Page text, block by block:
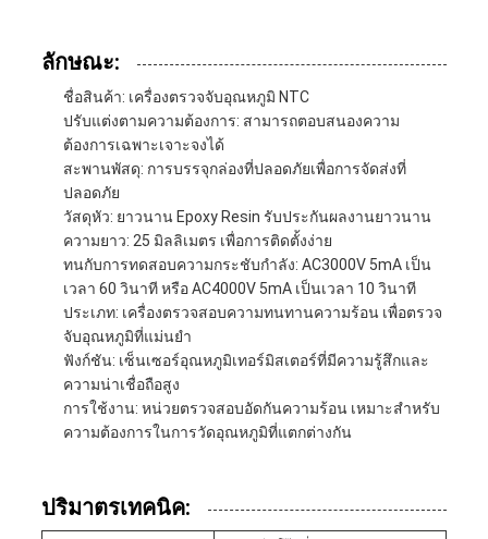
ลักษณะ:
ชื่อสินค้า: เครื่องตรวจจับอุณหภูมิ NTC
ปรับแต่งตามความต้องการ: สามารถตอบสนองความ
ต้องการเฉพาะเจาะจงได้
สะพานพัสดุ: การบรรจุกล่องที่ปลอดภัยเพื่อการจัดส่งที่
ปลอดภัย
วัสดุหัว: ยาวนาน Epoxy Resin รับประกันผลงานยาวนาน
ความยาว: 25 มิลลิเมตร เพื่อการติดตั้งง่าย
ทนกับการทดสอบความกระชับกําลัง: AC3000V 5mA เป็น
เวลา 60 วินาที หรือ AC4000V 5mA เป็นเวลา 10 วินาที
ประเภท: เครื่องตรวจสอบความทนทานความร้อน เพื่อตรวจ
จับอุณหภูมิที่แม่นยํา
ฟังก์ชัน: เซ็นเซอร์อุณหภูมิเทอร์มิสเตอร์ที่มีความรู้สึกและ
ความน่าเชื่อถือสูง
การใช้งาน: หน่วยตรวจสอบอัดกันความร้อน เหมาะสําหรับ
ความต้องการในการวัดอุณหภูมิที่แตกต่างกัน
ปริมาตรเทคนิค: